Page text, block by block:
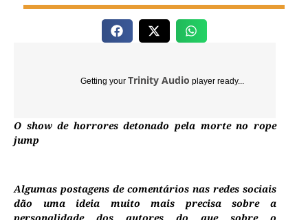
Getting your Trinity Audio player ready...
O show de horrores detonado pela morte no rope
jump
Algumas postagens de comentários nas redes sociais
dão uma ideia muito mais precisa sobre a
personalidade dos autores do que sobre o